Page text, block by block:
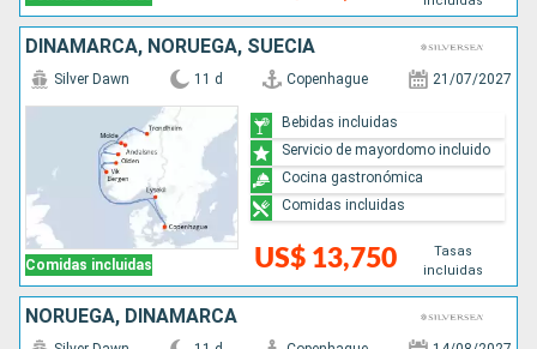
DINAMARCA, NORUEGA, SUECIA
Comidas incluidas
Silver Dawn 11 d Copenhague 21/07/2027
US$ 13,750
Tasas
incluidas
Bebidas incluidas
Servicio de mayordomo incluido
Cocina gastronómica
Comidas incluidas
NORUEGA, DINAMARCA